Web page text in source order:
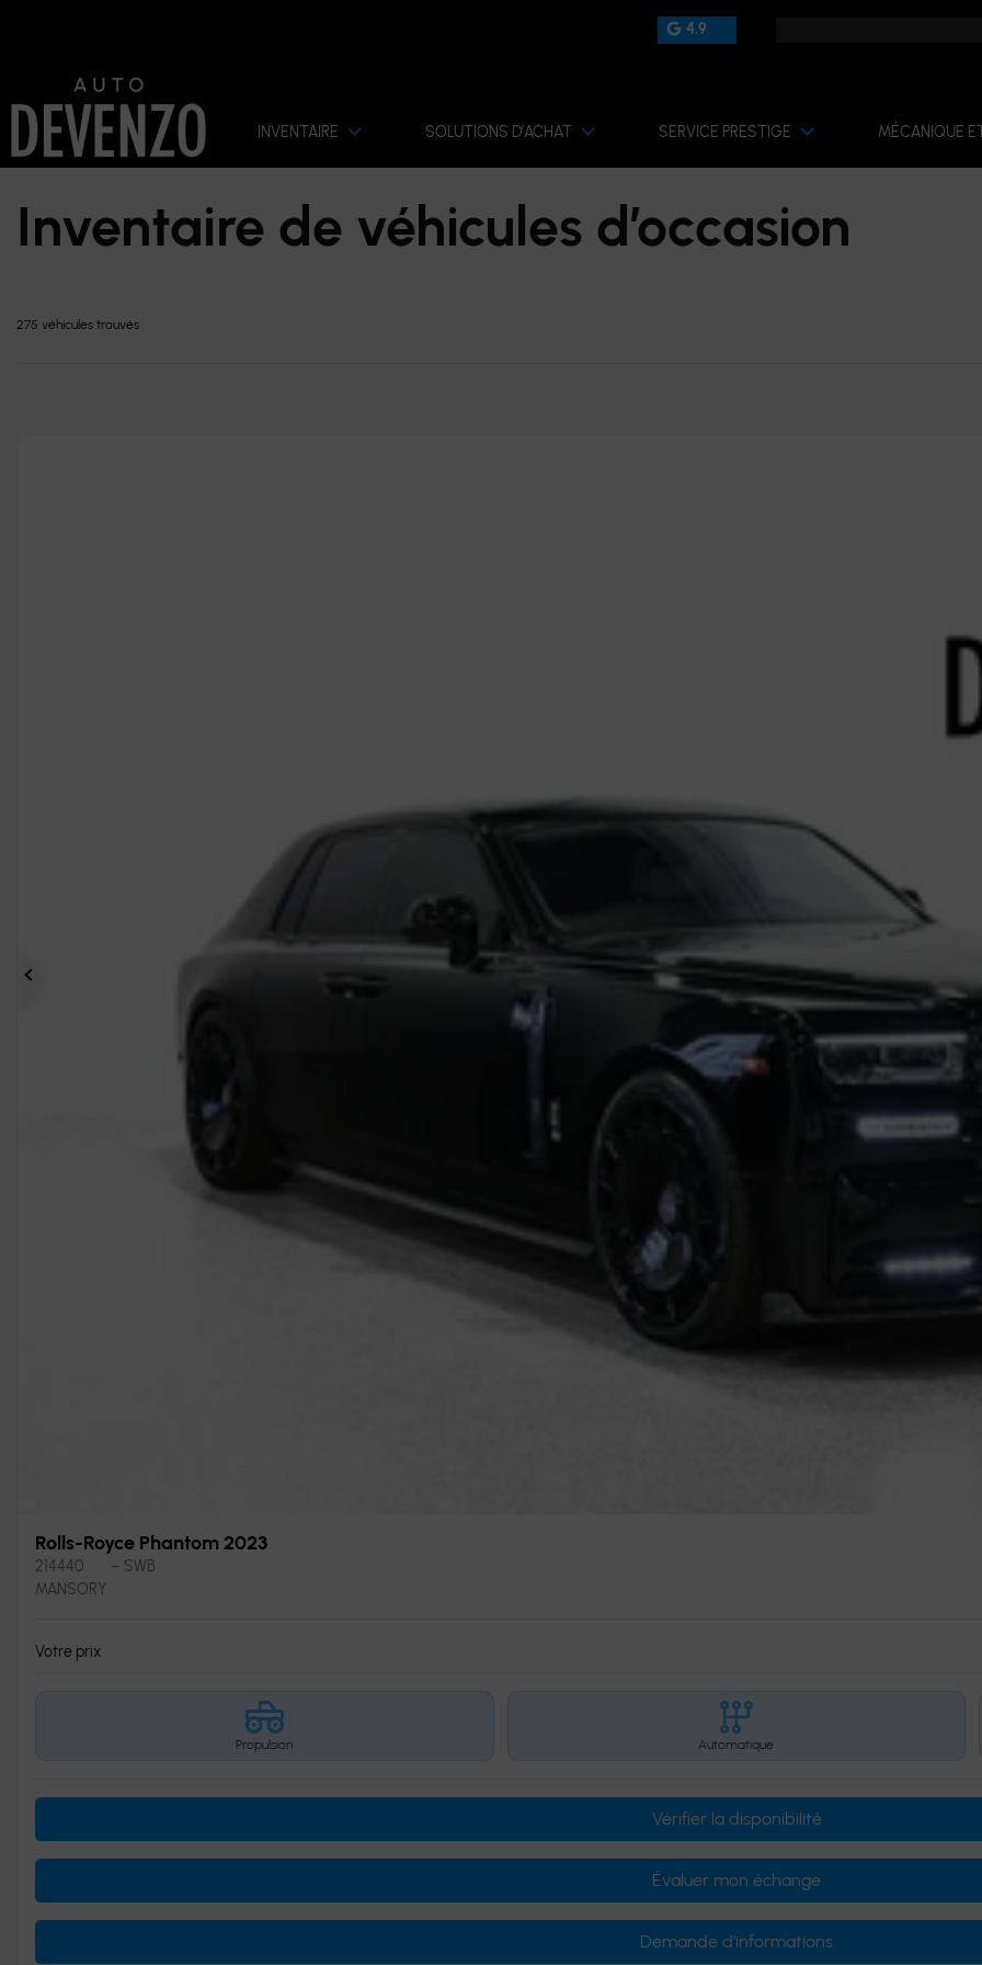
4.9
INVENTAIRE SOLUTIONS D’ACHAT SERVICE PRESTIGE MÉCANIQUE
Inventaire de véhicules d’occasion
275 véhicules trouvés
Rolls-Royce Phantom 2023
214440
– SWB
MANSORY
Votre prix
Propulsion Automatique
Vérifier la disponibilité
Évaluer mon échange
Demande d'informations